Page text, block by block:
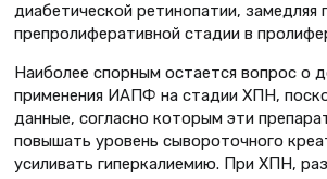
диабетической ретинопатии, замедляя
препролиферативной стадии в
Наиболее спорным остается вопрос о
применения ИАПФ на стадии ХПН,
данные, согласно которым эти
повышать уровень сывороточного
усиливать гиперкалиемию. При ХПН,